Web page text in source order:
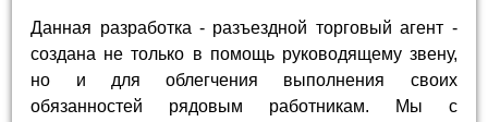
Данная разработка - разъездной торговый агент -
создана не только в помощь руководящему звену,
но и для облегчения выполнения своих
обязанностей рядовым работникам. Мы с